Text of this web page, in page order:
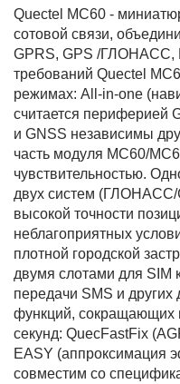
Quectel MC60 -
сотовой связи,
GPRS, GPS /ГЛОНАСС,
требований Quectel
режимах: All-in-one
считается периферией
и GNSS независимы
часть модуля MC60/
чувствительностью.
двух систем (ГЛОНАСС/
высокой точности
неблагоприятных
плотной городской
двумя слотами для SIM
передачи SMS и
функций, сокращающих
секунд: QuecFastFix
EASY (аппроксимация
совместим со